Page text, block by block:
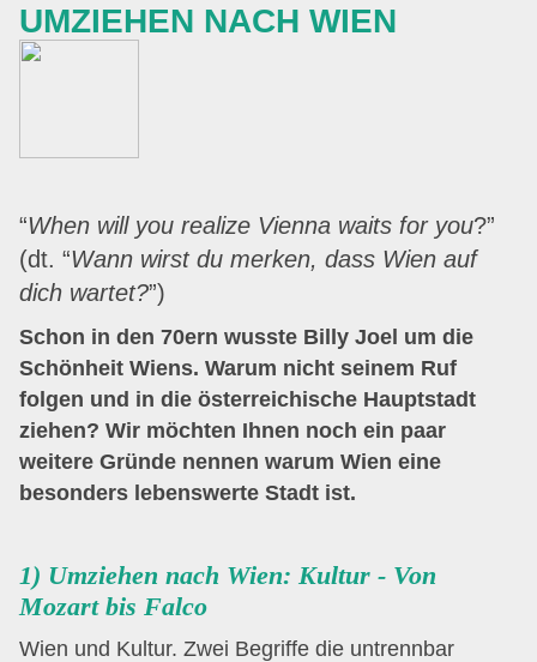
UMZIEHEN NACH WIEN
“When will you realize Vienna waits for you?”
(dt. “Wann wirst du merken, dass Wien auf
dich wartet?”)
Schon in den 70ern wusste Billy Joel um die
Schönheit Wiens. Warum nicht seinem Ruf
folgen und in die österreichische Hauptstadt
ziehen? Wir möchten Ihnen noch ein paar
weitere Gründe nennen warum Wien eine
besonders lebenswerte Stadt ist.
1) Umziehen nach Wien: Kultur - Von
Mozart bis Falco
Wien und Kultur. Zwei Begriffe die untrennbar